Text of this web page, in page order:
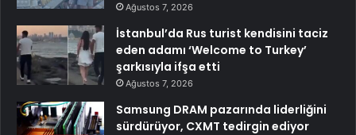
Ağustos 7, 2026
İstanbul’da Rus turist kendisini taciz
eden adamı ‘Welcome to Turkey’
şarkısıyla ifşa etti
Ağustos 7, 2026
Samsung DRAM pazarında liderliğini
sürdürüyor, CXMT tedirgin ediyor